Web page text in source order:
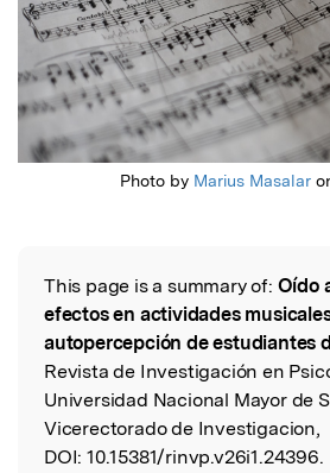
Photo by Marius Masalar
Read the Original
This page is a summary of: Oído
efectos en actividades
autopercepción de estudiantes
Revista de Investigación en
Universidad Nacional Mayor de
Vicerectorado de Investigacion,
DOI: 10.15381/rinvp.v26i1.24396.